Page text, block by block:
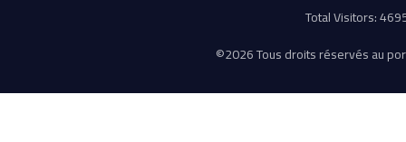
Total Visitors:
©2026 Tous droits réservés au